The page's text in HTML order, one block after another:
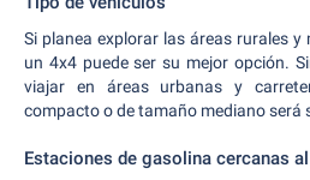
Si planea explorar las áreas rurales y
un 4x4 puede ser su mejor opción.
viajar en áreas urbanas y
compacto o de tamaño mediano será
Estaciones de gasolina cercanas